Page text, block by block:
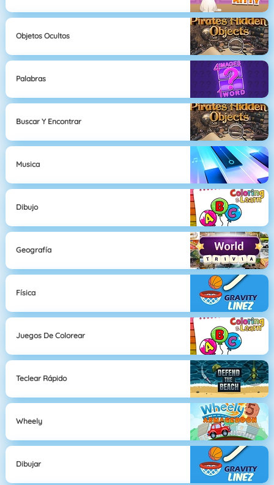
Objetos Ocultos
Palabras
Buscar Y Encontrar
Musica
Dibujo
Geografía
Física
Juegos De Colorear
Teclear Rápido
Wheely
Dibujar